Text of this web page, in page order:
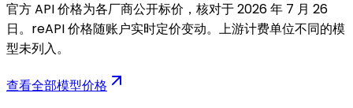
官方 API 价格为各厂商公开标价，核对于 2026 年 7 月 26
日。reAPI 价格随账户实时定价变动。上游计费单位不同的模
型未列入。
查看全部模型价格